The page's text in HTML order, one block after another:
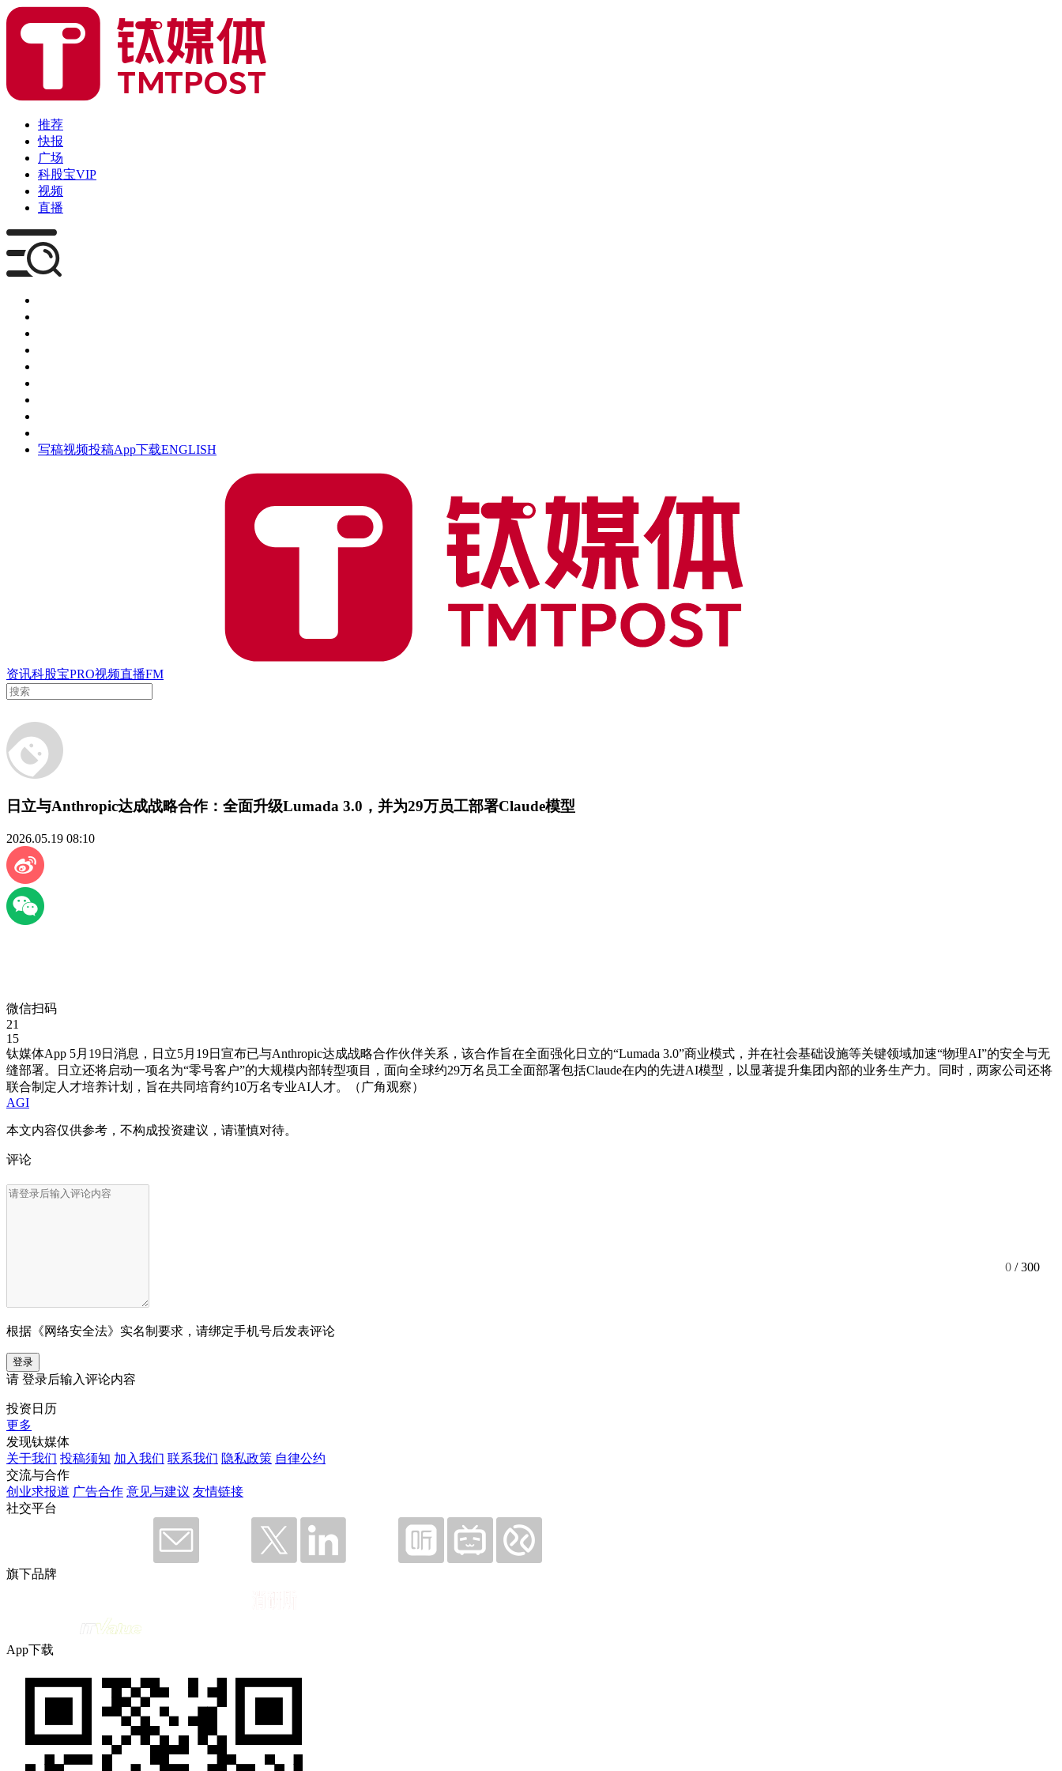
推荐
快报
广场
科股宝VIP
视频
直播
写稿视频投稿App下载ENGLISH
资讯科股宝PRO视频直播FM
日立与Anthropic达成战略合作：全面升级Lumada 3.0，并为29万员工部署Claude模型
2026.05.19 08:10
微信扫码
21
15
钛媒体App 5月19日消息，日立5月19日宣布已与Anthropic达成战略合作伙伴关系，该合作旨在全面强化日立的“Lumada 3.0”商业模式，并在社会基础设施等关键领域加速“物理AI”的安全与无
缝部署。日立还将启动一项名为“零号客户”的大规模内部转型项目，面向全球约29万名员工全面部署包括Claude在内的先进AI模型，以显著提升集团内部的业务生产力。同时，两家公司还将
联合制定人才培养计划，旨在共同培育约10万名专业AI人才。（广角观察）
AGI
本文内容仅供参考，不构成投资建议，请谨慎对待。
评论
0 / 300
根据《网络安全法》实名制要求，请绑定手机号后发表评论
登录
请 登录后输入评论内容
投资日历
更多
发现钛媒体
关于我们 投稿须知 加入我们 联系我们 隐私政策 自律公约
交流与合作
创业求报道 广告合作 意见与建议 友情链接
社交平台
旗下品牌
App下载